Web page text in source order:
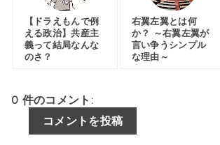
【ドラえもんで例
える政治】共産主
義って結局なんな
のさ？
右翼左翼とは何
か？ ～右翼左翼が
言い争うシンプル
な理由～
0 件のコメント:
コメントを投稿